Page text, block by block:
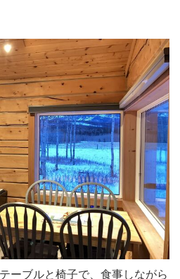
ーブルと椅子で、食事しながら